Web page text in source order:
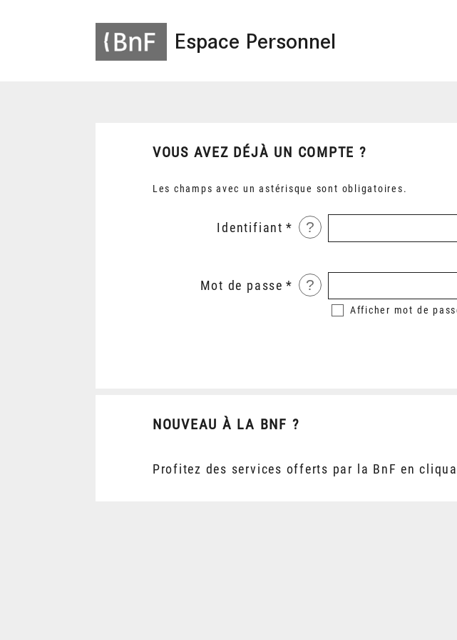
Espace Personnel
VOUS AVEZ DÉJÀ UN COMPTE ?
Les champs avec un astérisque sont obligatoires.
Identifiant ?
Mot de passe ?
Afficher mot de
NOUVEAU À LA BNF ?
Profitez des services offerts par la BnF en